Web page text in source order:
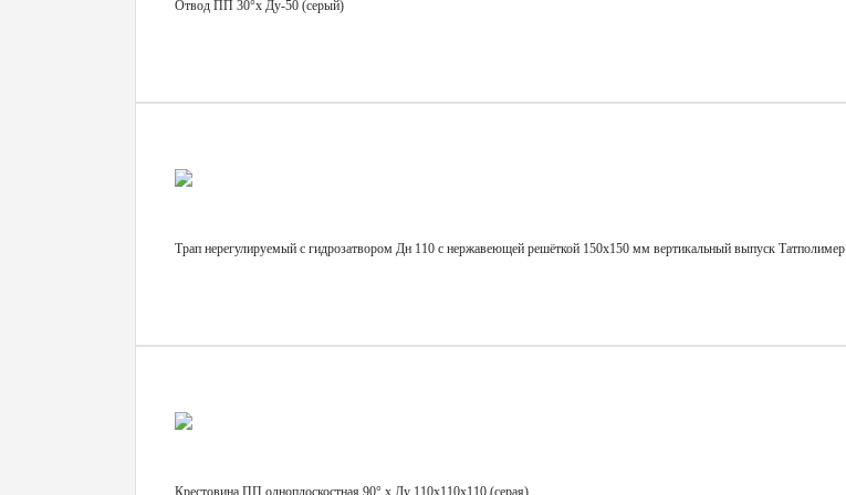
Отвод ПП 30°х Ду-50 (серый)
Трап нерегулируемый с гидрозатвором Дн 110 с нержавеющей решёткой 150х150 мм вертикальный выпуск Татполимер
Крестовина ПП одноплоскостная 90° х Ду 110х110х110 (серая)